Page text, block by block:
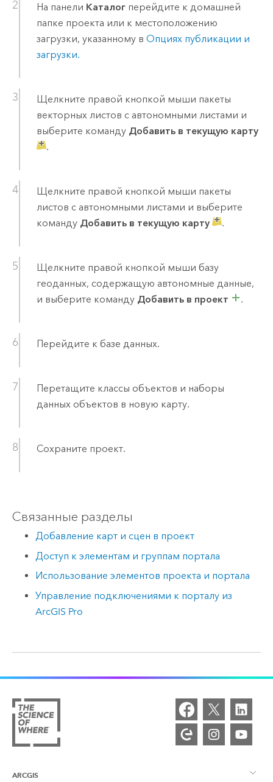
На панели Каталогперейдите к домашней
папке проекта или к местоположению
загрузки, указанному в Опциях публикации и
загрузки.
Щелкните правой кнопкой мыши пакеты
векторных листов с автономными листами и
выберите команду Добавить в текущую карту
.
Щелкните правой кнопкой мыши пакеты
листов с автономными листами и выберите
команду Добавить в текущую карту .
Щелкните правой кнопкой мыши базу
геоданных, содержащую автономные данные,
и выберите команду Добавить в проект .
Перейдите к базе данных.
Перетащите классы объектов и наборы
данных объектов в новую карту.
Сохраните проект.
Связанные разделы
Добавление карт и сцен в проект
Доступ к элементам и группам портала
Использование элементов проекта и портала
Управление подключениями к порталу из
ArcGIS Pro
ARCGIS